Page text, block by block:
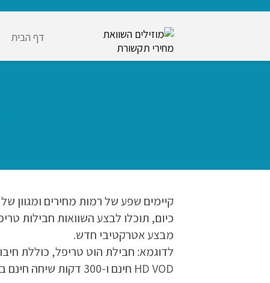
דף הבית
קיימים שפע של רמות מחירים ומגוון
כיום, תוכלו לבצע השוואות חבילות
מבצע אטרקטיבי חדש.
לדוגמא: חבילת הוט טריפל, כוללת
HD VOD חינם ו-300 דקות שיחה חינם בטלפון הקווי במחיר של 199 ₪ לחודש..